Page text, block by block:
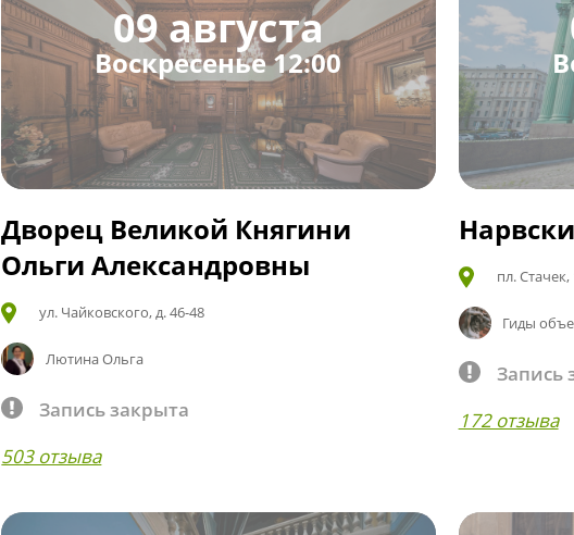
09 августа
Воскресенье 12:00
Дворец Великой Княгини
Ольги Александровны
ул. Чайковского, д. 46-48
Лютина Ольга
Запись закрыта
503 отзыва
пл. Стачек,
Гиды
Запись
172 отзыва